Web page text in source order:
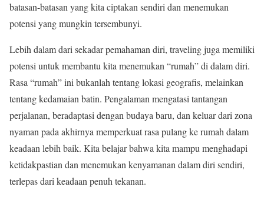
batasan-batasan yang kita ciptakan sendiri dan menemukan
potensi yang mungkin tersembunyi.
Lebih dalam dari sekadar pemahaman diri, traveling juga memiliki
potensi untuk membantu kita menemukan “rumah” di dalam diri.
Rasa “rumah” ini bukanlah tentang lokasi geografis, melainkan
tentang kedamaian batin. Pengalaman mengatasi tantangan
perjalanan, beradaptasi dengan budaya baru, dan keluar dari zona
nyaman pada akhirnya memperkuat rasa pulang ke rumah dalam
keadaan lebih baik. Kita belajar bahwa kita mampu menghadapi
ketidakpastian dan menemukan kenyamanan dalam diri sendiri,
terlepas dari keadaan penuh tekanan.